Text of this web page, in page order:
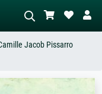
la scène – ex. prairie verte,
Jacob Pissarro